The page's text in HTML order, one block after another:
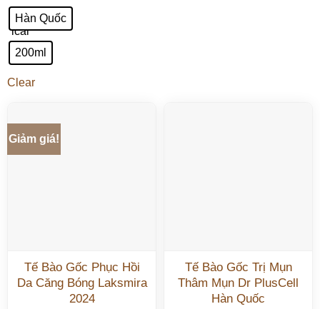
Hàn Quốc
200ml
Clear
Giảm giá!
Tế Bào Gốc Phục Hồi
Da Căng Bóng Laksmira
2024
Tế Bào Gốc Trị Mụn
Thâm Mụn Dr PlusCell
Hàn Quốc